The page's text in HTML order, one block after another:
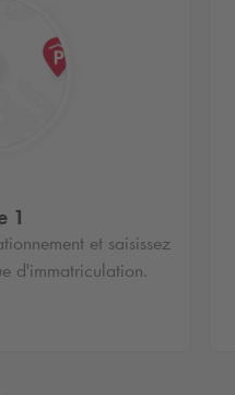
1
et saisissez
d'immatriculation.